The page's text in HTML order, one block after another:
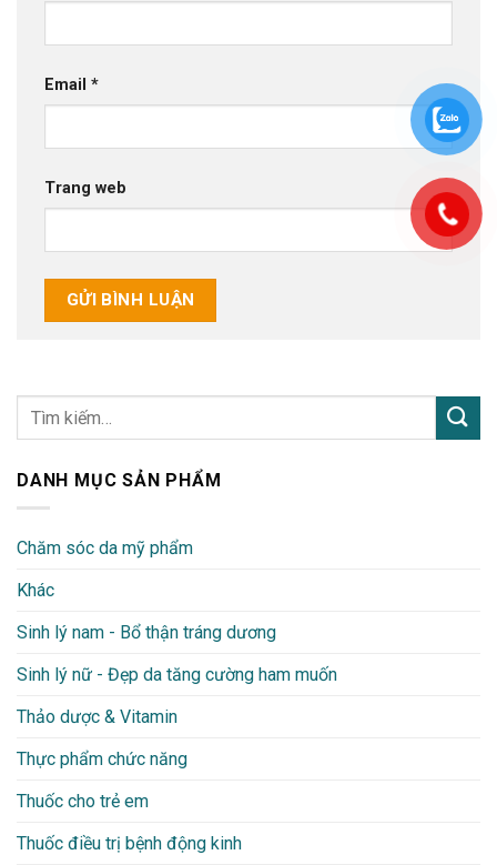
Email *
Trang web
DANH MỤC SẢN PHẨM
Chăm sóc da mỹ phẩm
Khác
Sinh lý nam - Bổ thận tráng dương
Sinh lý nữ - Đẹp da tăng cường ham muốn
Thảo dược & Vitamin
Thực phẩm chức năng
Thuốc cho trẻ em
Thuốc điều trị bệnh động kinh